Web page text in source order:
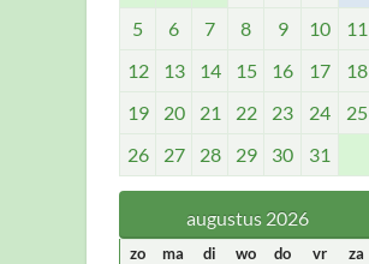
5
6 7 8 9 10
11
12
13 14 15 16 17
18
19
20 21 22 23 24
25
26
27 28 29 30 31
augustus 2026
zo ma di wo do vr za